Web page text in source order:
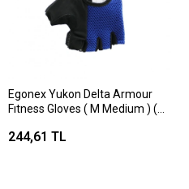
Egonex Yukon Delta Armour
Fıtness Gloves ( M Medium ) (
Eldiveni ( Mavi /siyah )*50
244,61 TL